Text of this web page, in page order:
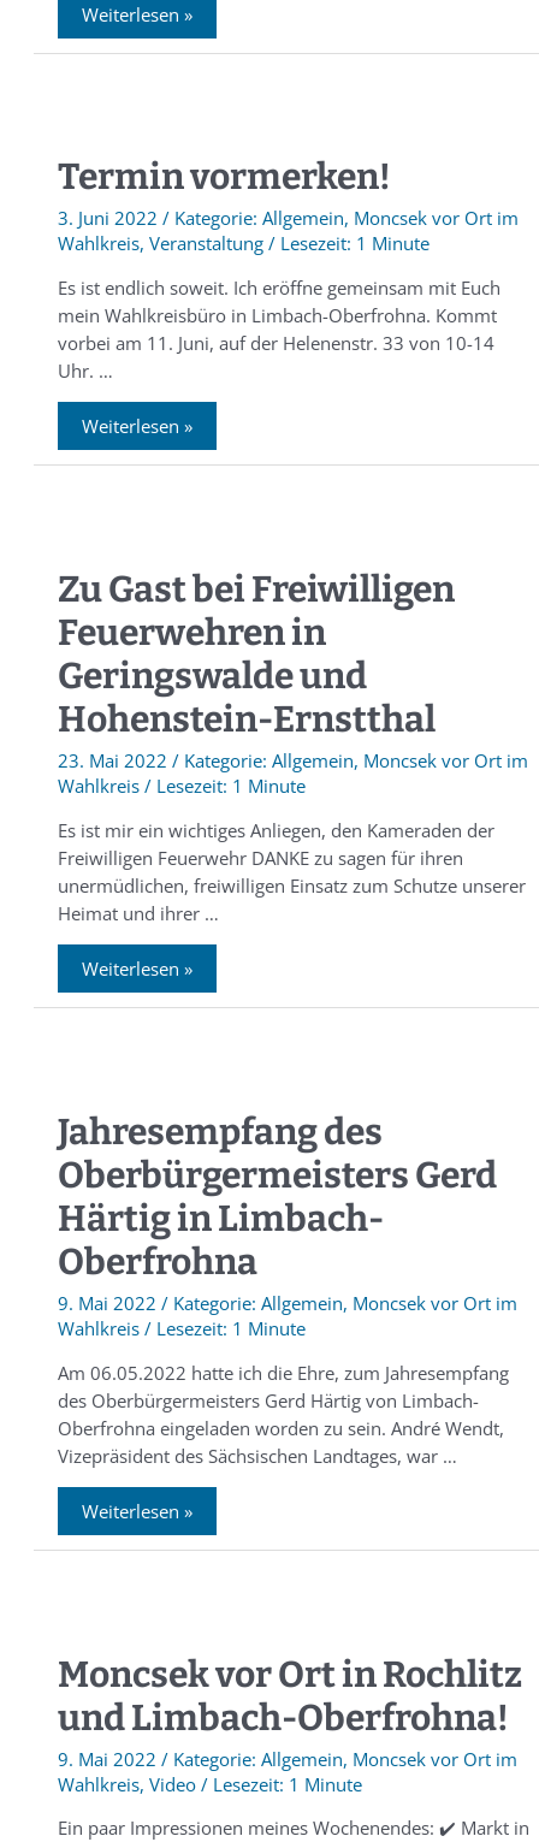
Weiterlesen »
Termin vormerken!
3. Juni 2022 / Allgemein, Moncsek vor Ort im
Wahlkreis, Veranstaltung/
1 Minute
Es ist endlich soweit. Ich eröffne gemeinsam mit Euch
mein Wahlkreisbüro in Limbach-Oberfrohna. Kommt
vorbei am 11. Juni, auf der Helenenstr. 33 von 10-14
Uhr. …
Weiterlesen »
Zu Gast bei Freiwilligen
Feuerwehren in
Geringswalde und
Hohenstein-Ernstthal
23. Mai 2022 / Allgemein, Moncsek vor Ort im
Wahlkreis/
1 Minute
Es ist mir ein wichtiges Anliegen, den Kameraden der
Freiwilligen Feuerwehr DANKE zu sagen für ihren
unermüdlichen, freiwilligen Einsatz zum Schutze unserer
Heimat und ihrer …
Weiterlesen »
Jahresempfang des
Oberbürgermeisters Gerd
Härtig in Limbach-
Oberfrohna
9. Mai 2022 / Allgemein, Moncsek vor Ort im
Wahlkreis/
1 Minute
Am 06.05.2022 hatte ich die Ehre, zum Jahresempfang
des Oberbürgermeisters Gerd Härtig von Limbach-
Oberfrohna eingeladen worden zu sein. André Wendt,
Vizepräsident des Sächsischen Landtages, war …
Weiterlesen »
Moncsek vor Ort in Rochlitz
und Limbach-Oberfrohna!
9. Mai 2022 / Allgemein, Moncsek vor Ort im
Wahlkreis, Video/
1 Minute
Ein paar Impressionen meines Wochenendes: ✔️ Markt in